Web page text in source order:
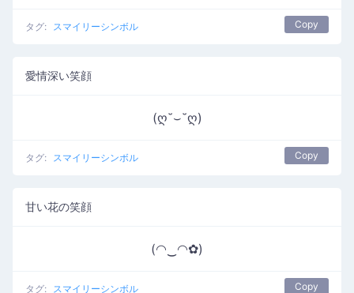
タグ: スマイリーシンボル Copy
愛情深い笑顔
(ღ˘⌣˘ღ)
タグ: スマイリーシンボル Copy
甘い花の笑顔
(◠‿◠✿)
タグ: スマイリーシンボル Copy